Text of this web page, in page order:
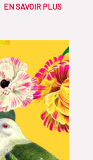
EN SAVOIR PLUS